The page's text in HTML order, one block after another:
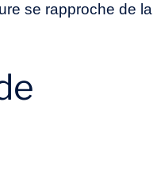
se rapproche de la